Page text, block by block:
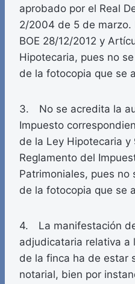
aprobado por el Real
2/2004 de 5 de marzo.
BOE 28/12/2012 y
Hipotecaria, pues no
de la fotocopia que se
3. No se acredita la
Impuesto
de la Ley Hipotecaria y
Reglamento del
Patrimoniales, pues
de la fotocopia que se
4. La manifestación
adjudicataria relativa a
de la finca ha de estar
notarial, bien por